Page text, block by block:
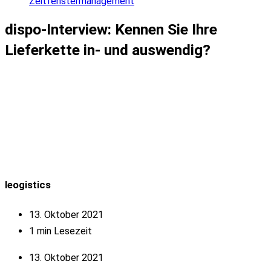
dispo-Interview: Kennen Sie Ihre
Lieferkette in- und auswendig?
leogistics
13. Oktober 2021
1 min Lesezeit
13. Oktober 2021